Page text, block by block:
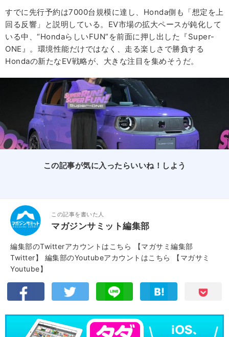
すでに先行予約は7000台規模に達し、Honda側も「想定を上
回る反響」と説明している。EV市場の拡大ペースが鈍化して
いる中、“HondaらしいFUN”を前面に押し出した『Super-
ONE』。環境性能だけではなく、走る楽しさで勝負する
Hondaの新たなEV戦略が、大きな注目を集めそうだ。
この記事が気に入ったらいいね！しよう
この記事を書いた人
マガジンサミット編集部
編集部のTwitterアカウントはこちら
【マガサミ編集部
Twitter】
編集部のYoutubeアカウントはこちら
【マガサミ
Youtube】